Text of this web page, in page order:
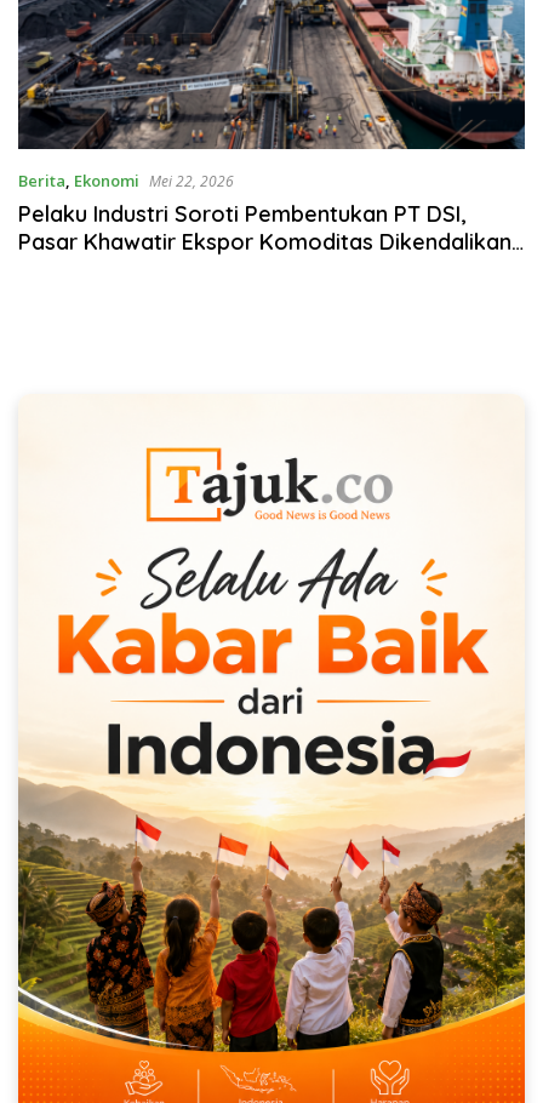
Berita, Ekonomi Mei 22, 2026
Pelaku Industri Soroti Pembentukan PT DSI,
Pasar Khawatir Ekspor Komoditas Dikendalikan